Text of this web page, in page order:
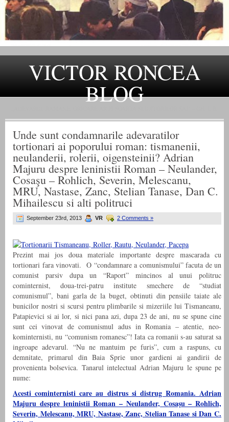
VICTOR RONCEA
BLOG
Unde sunt condamnarile adevaratilor
tortionari ai poporului roman: tismanenii,
neulanderii, rolerii, oigensteinii? Adrian
Majuru despre leninistii Roman – Neulander,
Cosaşu – Rohlich, Severin, Melescanu,
MRU, Nastase, Zanc, Stelian Tanase, Dan C.
Mihailescu si alti politruci
September 23rd, 2013 VR 2 Comments »
Prezint mai jos doua materiale importante despre mascarada cu
tortionari fara vinovati. O “condamnare a comunismului” facuta de un
comunist parsiv dupa un “Raport” mincinos al unui politruc
cominternist, doua-trei-patru institute smechere de “studiat
comunismul”, bani garla de la buget, obtinuti din pensiile taiate ale
bunicilor nostri si scursi pentru plimbarile si mizeriile lui Tismaneanu,
Patapievici si ai lor, si nici pana azi, dupa 23 de ani, nu se spune cine
sunt cei vinovat de comunismul adus in Romania – atentie, neo-
kominternisti, nu “comunism romanesc”! Iata ca romanii s-au saturat sa
ingroape adevarul. “Nu ne mantuim pe furis”, cum a raspuns, cu
demnitate, primarul din Baia Sprie unor gardieni ai gandirii de
provenienta bolsevica. Tanarul intelectual Adrian Majuru le spune pe
nume:
Acesti cominternisti care au distrus si distrug Romania. Adrian
Majuru despre leninistii Roman – Neulander, Cosaşu – Rohlich,
Severin, Melescanu, MRU, Nastase, Zanc, Stelian Tanase si Dan C.